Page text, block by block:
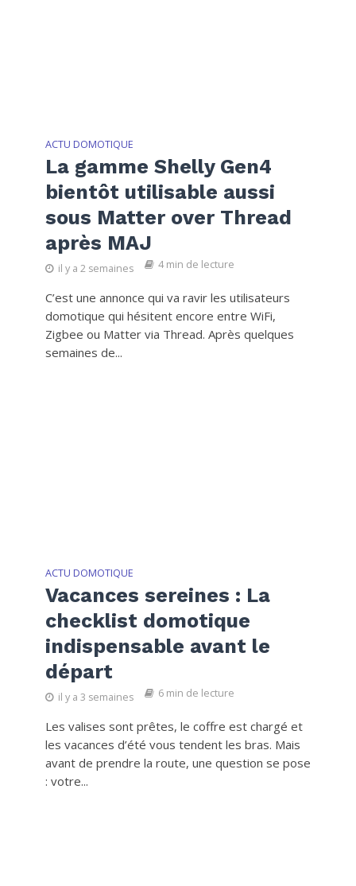
ACTU DOMOTIQUE
La gamme Shelly Gen4
bientôt utilisable aussi
sous Matter over Thread
après MAJ
il y a 2 semaines 4 min de lecture
C’est une annonce qui va ravir les utilisateurs
domotique qui hésitent encore entre WiFi,
Zigbee ou Matter via Thread. Après quelques
semaines de...
ACTU DOMOTIQUE
Vacances sereines : La
checklist domotique
indispensable avant le
départ
il y a 3 semaines 6 min de lecture
Les valises sont prêtes, le coffre est chargé et
les vacances d’été vous tendent les bras. Mais
avant de prendre la route, une question se pose
: votre...